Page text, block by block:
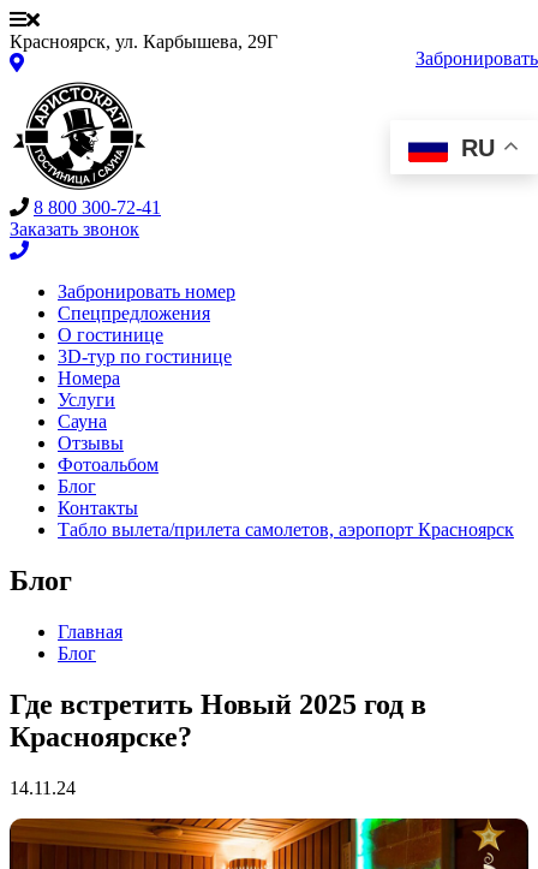
Красноярск, ул. Карбышева, 29Г
8 800 300-72-41
Заказать звонок
RU
Забронировать
Забронировать номер
Спецпредложения
О гостинице
3D-тур по гостинице
Номера
Услуги
Сауна
Отзывы
Фотоальбом
Блог
Контакты
Табло вылета/прилета самолетов, аэропорт Красноярск
Блог
Главная
Блог
Где встретить Новый 2025 год в
Красноярске?
14.11.24